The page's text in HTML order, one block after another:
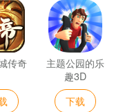
传奇
主题公园的乐
趣3D
下载